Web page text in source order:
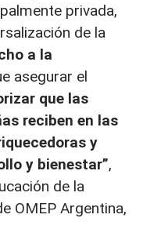
privada,
de la
a la
asegurar el
que las
reciben en las
y
y bienestar”,
de la
OMEP Argentina,